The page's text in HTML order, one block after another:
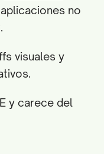
no
visuales y
y carece del